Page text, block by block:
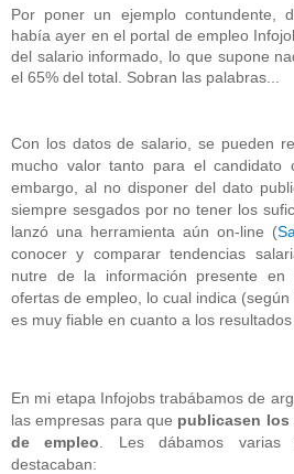
Por poner un ejemplo contundente,
había ayer en el portal de empleo
del salario informado, lo que supone
el 65% del total. Sobran las palabras...
Con los datos de salario, se pueden
mucho valor tanto para el candidato
embargo, al no disponer del dato
siempre sesgados por no tener los
lanzó una herramienta aún on-line (
conocer y comparar tendencias
nutre de la información presente
ofertas de empleo, lo cual indica
es muy fiable en cuanto a los resultados
En mi etapa Infojobs trabábamos de
las empresas para que publicasen los
de empleo . Les dábamos
destacaban: